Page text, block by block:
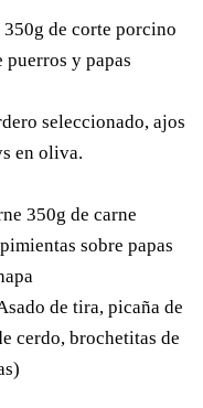
350g de corte porcino
puerros y papas
seleccionado, ajos
en oliva.
350g de carne
sobre papas
de tira, picaña de
cerdo, brochetitas de